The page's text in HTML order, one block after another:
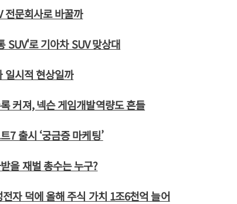
문회사로 바꿀까
로 기아차 SUV 맞상대
시적 현상일까
커져, 넥슨 게임개발역량도 흔들
7 출시 ‘궁금증 마케팅’
을 재벌 총수는 누구?
자 덕에 올해 주식 가치 1조6천억 늘어